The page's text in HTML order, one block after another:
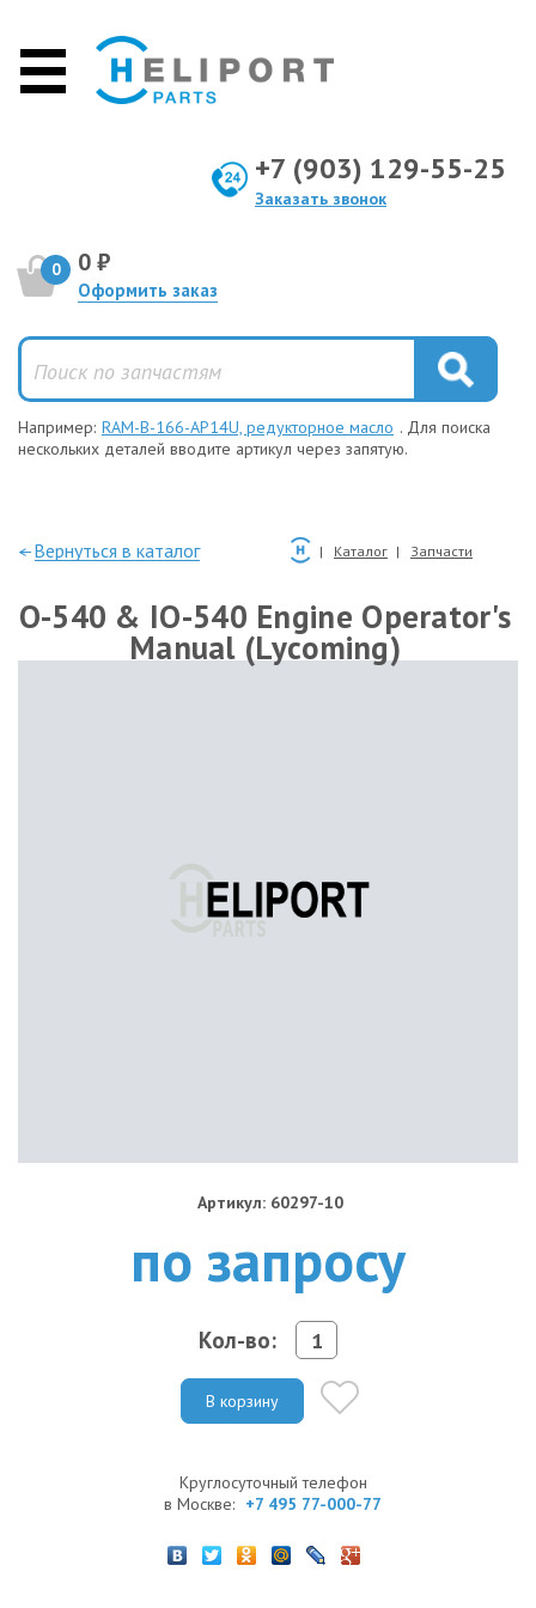
+7 (903) 129-55-25
Заказать звонок
0 0 ₽
Оформить заказ
Например: RAM-B-166-AP14U, редукторное масло . Для поиска
нескольких деталей вводите артикул через запятую.
—Вернуться в каталог Каталог Запчасти
O-540 & IO-540 Engine Operator's
Manual (Lycoming)
Артикул: 60297-10
по запросу
Кол-во:
В корзину
Круглосуточный телефон
в Москве: +7 495 77-000-77